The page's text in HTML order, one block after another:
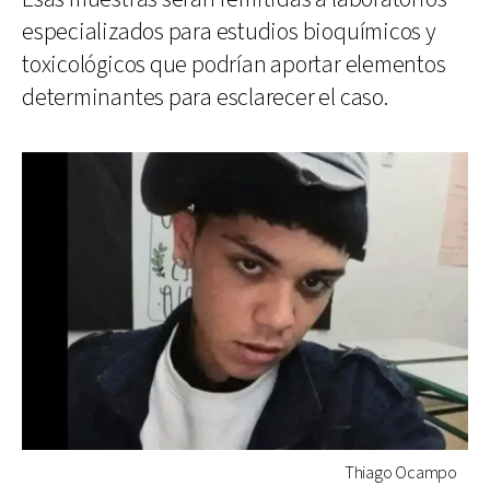
especializados para estudios bioquímicos y
toxicológicos que podrían aportar elementos
determinantes para esclarecer el caso.
Thiago Ocampo